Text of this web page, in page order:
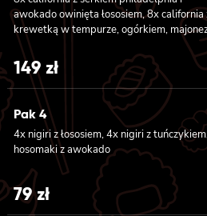
awokado owinięta łososiem, 8x california
krewetką w tempurze, ogórkiem,
lekko pikantnym, sezam i masago owinięta
łososiem, 8x california z łososiem, serkiem
philadelphia, ogórkiem, majonezem lekko
pikantnym i sezamem owinięta
california z krewetką w tempurze,
majonezem lekko pikantnym, sosem
sezamem owinięta węgorzem i awokado
149 zł
Pak 4
4x nigiri z łososiem, 4x nigiri z
hosomaki z awokado
79zł